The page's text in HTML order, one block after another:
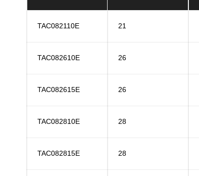
TAC082110E 21
TAC082610E 26
TAC082615E 26
TAC082810E 28
TAC082815E 28